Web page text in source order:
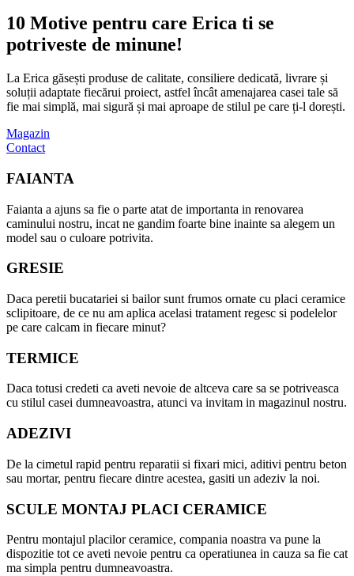
10 Motive pentru care Erica ti se
potriveste de minune!
La Erica găsești produse de calitate, consiliere dedicată, livrare și
soluții adaptate fiecărui proiect, astfel încât amenajarea casei tale să
fie mai simplă, mai sigură și mai aproape de stilul pe care ți-l dorești.
Magazin
Contact
FAIANTA
Faianta a ajuns sa fie o parte atat de importanta in renovarea
caminului nostru, incat ne gandim foarte bine inainte sa alegem un
model sau o culoare potrivita.
GRESIE
Daca peretii bucatariei si bailor sunt frumos ornate cu placi ceramice
sclipitoare, de ce nu am aplica acelasi tratament regesc si podelelor
pe care calcam in fiecare minut?
TERMICE
Daca totusi credeti ca aveti nevoie de altceva care sa se potriveasca
cu stilul casei dumneavoastra, atunci va invitam in magazinul nostru.
ADEZIVI
De la cimetul rapid pentru reparatii si fixari mici, aditivi pentru beton
sau mortar, pentru fiecare dintre acestea, gasiti un adeziv la noi.
SCULE MONTAJ PLACI CERAMICE
Pentru montajul placilor ceramice, compania noastra va pune la
dispozitie tot ce aveti nevoie pentru ca operatiunea in cauza sa fie cat
ma simpla pentru dumneavoastra.